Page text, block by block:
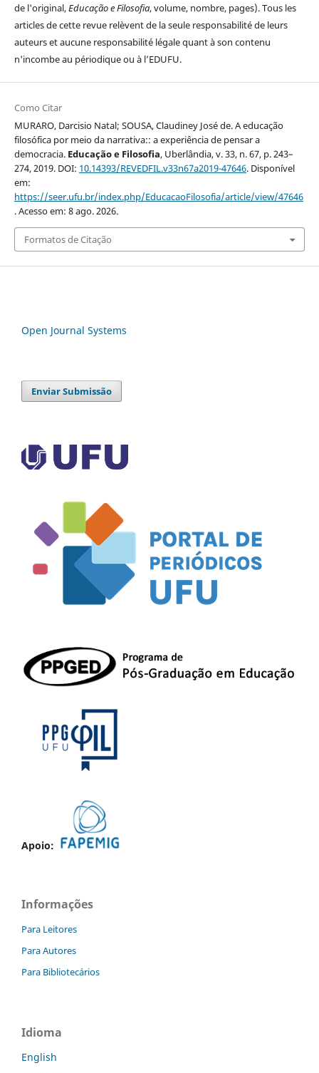
de l'original,Educação e Filosofia, volume, nombre, pages). Tous les
articles de cette revue relèvent de la seule responsabilité de leurs
auteurs et aucune responsabilité légale quant à son contenu
n'incombe au périodique ou à l’EDUFU.
Como Citar
MURARO, Darcisio Natal; SOUSA, Claudiney José de. A educação
filosófica por meio da narrativa:: a experiência de pensar a
democracia. Educação e Filosofia, Uberlândia, v. 33, n. 67, p. 243–
274, 2019. DOI: 10.14393/REVEDFIL.v33n67a2019-47646. Disponível
em:
https://seer.ufu.br/index.php/EducacaoFilosofia/article/view/47646
. Acesso em: 8 ago. 2026.
Formatos de Citação
Open Journal Systems
Enviar Submissão
Apoio:
Informações
Para Leitores
Para Autores
Para Bibliotecários
Idioma
English